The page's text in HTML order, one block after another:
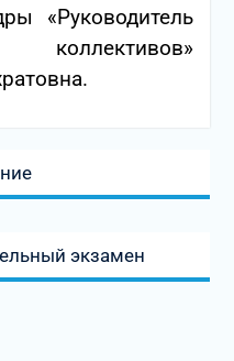
«Руководитель
коллективов»
экзамен